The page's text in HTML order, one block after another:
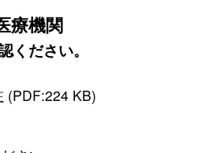
療機関
ください。
(PDF:224 KB)